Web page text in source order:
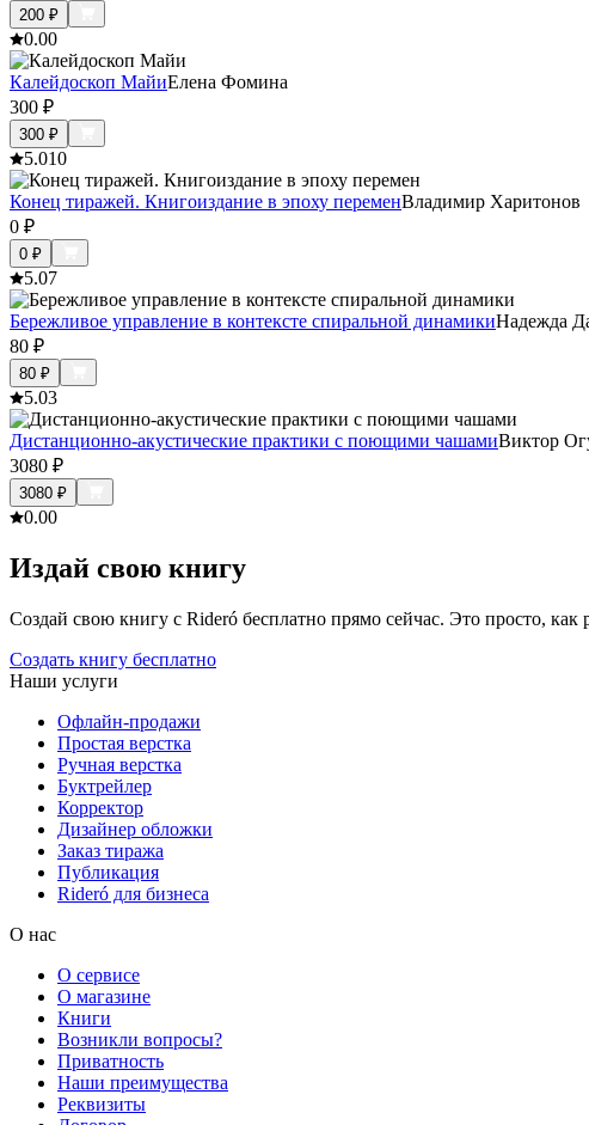
200 ₽
0.00
Калейдоскоп МайиЕлена Фомина
300 ₽
300 ₽
5.010
Конец тиражей. Книгоиздание в эпоху переменВладимир Харитонов
0 ₽
0 ₽
5.07
Бережливое управление в контексте спиральной динамикиНадежда
80 ₽
80 ₽
5.03
Дистанционно-акустические практики с поющими чашамиВиктор
3080 ₽
3080 ₽
0.00
Издай свою книгу
Создай свою книгу с Rideró бесплатно прямо сейчас. Это просто, как
Создать книгу бесплатно
Наши услуги
Офлайн-продажи
Простая верстка
Ручная верстка
Буктрейлер
Корректор
Дизайнер обложки
Заказ тиража
Публикация
Rideró для бизнеса
О нас
О сервисе
О магазине
Книги
Возникли вопросы?
Приватность
Наши преимущества
Реквизиты